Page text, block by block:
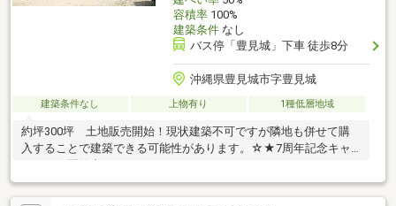
容積率100%
建築条件なし
バス停「豊見城」下車 徒歩8分
沖縄県豊見城市字豊見城
建築条件なし 上物有り 1種低層地域
約坪300坪 土地販売開始！現状建築不可ですが隣地も併せて購
入することで建築できる可能性があります。☆★7周年記念キャ